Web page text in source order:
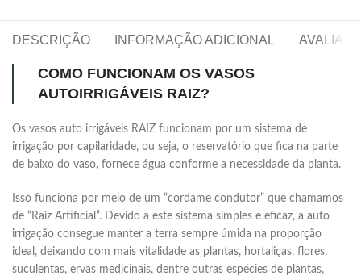
DESCRIÇÃO INFORMAÇÃO ADICIONAL
COMO FUNCIONAM OS VASOS
AUTOIRRIGÁVEIS RAIZ?
Os vasos auto irrigáveis RAIZ funcionam por um sistema de
irrigação por capilaridade, ou seja, o reservatório que fica na parte
de baixo do vaso, fornece água conforme a necessidade da planta.
Isso funciona por meio de um “cordame condutor” que chamamos
de “Raiz Artificial”. Devido a este sistema simples e eficaz, a auto
irrigação consegue manter a terra sempre úmida na proporção
ideal, deixando com mais vitalidade as plantas, hortaliças, flores,
suculentas, ervas medicinais, dentre outras espécies de plantas,